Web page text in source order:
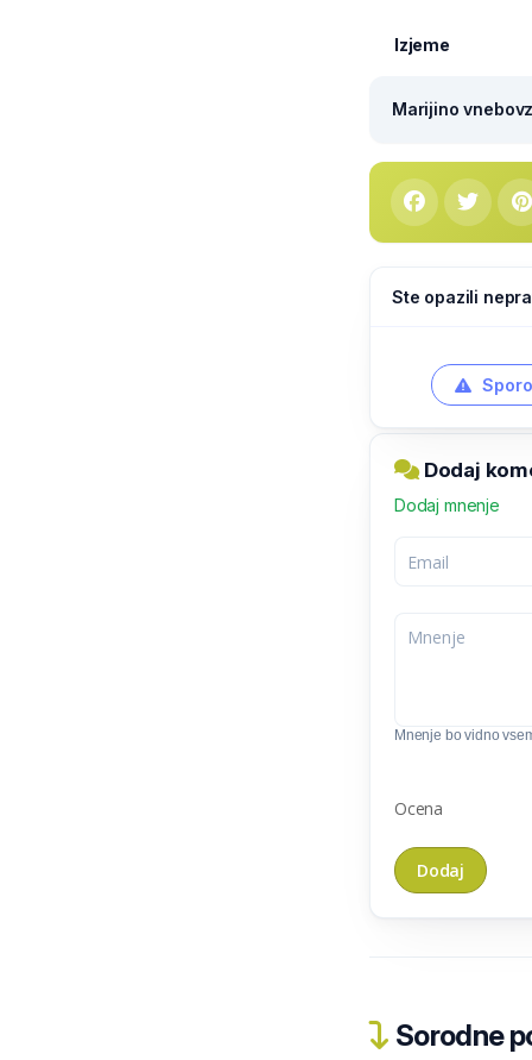
Izjeme
Marijino
Ste opazili
Dodaj
Dodaj mnenje
Mnenje bo vidno
Ocena
Sorodne